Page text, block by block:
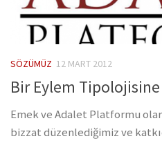
SÖZÜMÜZ 12 MART 2012
Bir Eylem
Emek ve Adalet Platformu
bizzat düzenlediğimiz ve